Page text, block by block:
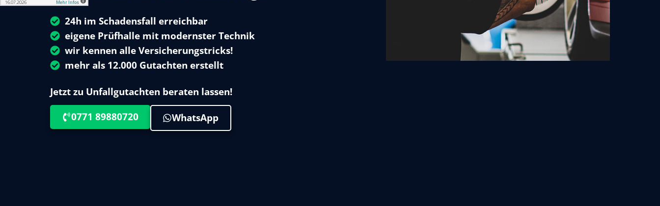
24h im Schadensfall erreichbar
eigene Prüfhalle mit modernster Technik
wir kennen alle Versicherungstricks!
mehr als 12.000 Gutachten erstellt
Jetzt zu Unfallgutachten beraten lassen!
0771 89880720
WhatsApp